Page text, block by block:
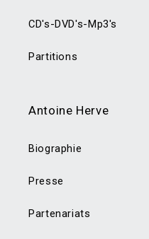
CD's-DVD's-Mp3's
Partitions
Antoine Herve
Biographie
Presse
Partenariats